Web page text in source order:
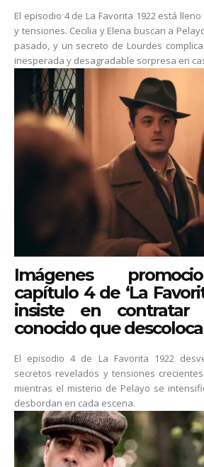
El episodio 4 de La Favorita 1922 está
y tensiones. Cecilia y Elena buscan a
pasado, y un secreto de Lourdes
inesperada y desagradable sorpresa en
Imágenes
capítulo 4 de ‘La
insiste en
conocido que
El episodio 4 de La Favorita 1922
secretos revelados y tensiones
mientras el misterio de Pelayo se
desbordan en cada escena.